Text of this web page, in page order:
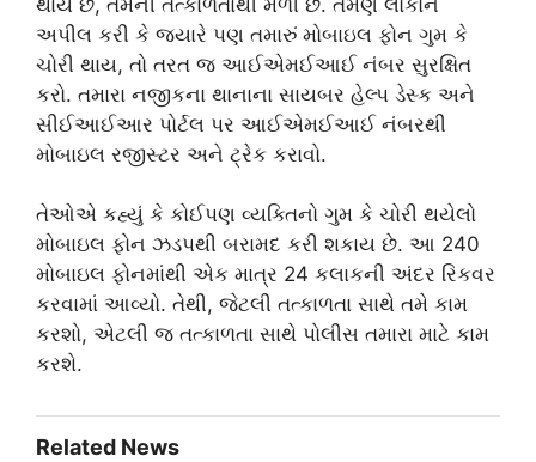
અપીલ કરી કે જ્યારે પણ તમારું મોબાઇલ ફોન ગુમ કે
ચોરી થાય, તો તરત જ આઈએમઈઆઈ નંબર સુરક્ષિત
કરો. તમારા નજીકના થાનાના સાયબર હેલ્પ ડેસ્ક અને
સીઈઆઈઆર પોર્ટલ પર આઈએમઈઆઈ નંબરથી
મોબાઇલ રજીસ્ટર અને ટ્રેક કરાવો.
તેઓએ કહ્યું કે કોઈપણ વ્યક્તિનો ગુમ કે ચોરી થયેલો
મોબાઇલ ફોન ઝડપથી બરામદ કરી શકાય છે. આ 240
મોબાઇલ ફોનમાંથી એક માત્ર 24 કલાકની અંદર રિકવર
કરવામાં આવ્યો. તેથી, જેટલી તત્કાળતા સાથે તમે કામ
કરશો, એટલી જ તત્કાળતા સાથે પોલીસ તમારા માટે કામ
કરશે.
Related News